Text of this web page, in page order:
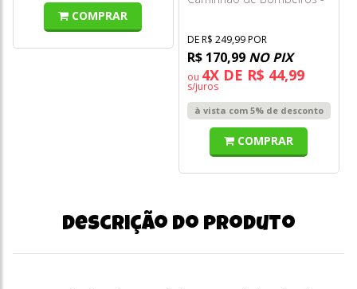
COMPRAR
DE R$ 249,99 POR
R$ 170,99 NO PIX
ou 4X DE R$ 44,99
s/juros
à vista com 5% de desconto
COMPRAR
Descrição do produto